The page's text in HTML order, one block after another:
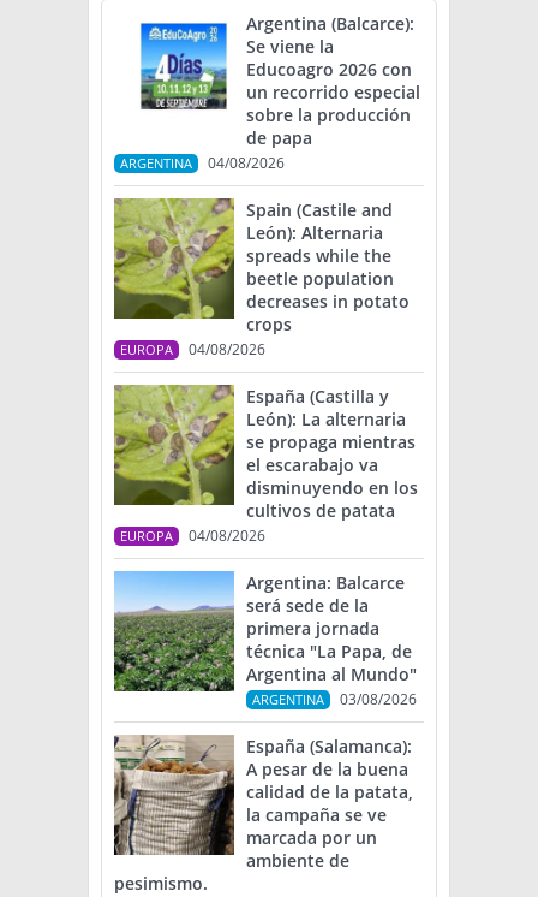
Argentina (Balcarce):
Se viene la
Educoagro 2026 con
un recorrido especial
sobre la producción
de papa
ARGENTINA 04/08/2026
Spain (Castile and
León): Alternaria
spreads while the
beetle population
decreases in potato
crops
EUROPA 04/08/2026
España (Castilla y
León): La alternaria
se propaga mientras
el escarabajo va
disminuyendo en los
cultivos de patata
EUROPA 04/08/2026
Argentina: Balcarce
será sede de la
primera jornada
técnica "La Papa, de
Argentina al Mundo"
ARGENTINA 03/08/2026
España (Salamanca):
A pesar de la buena
calidad de la patata,
la campaña se ve
marcada por un
ambiente de
pesimismo.